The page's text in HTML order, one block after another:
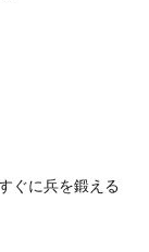
ぐに兵を鍛える